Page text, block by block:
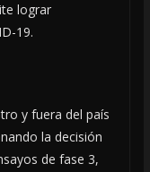
lograr
19.
y fuera del país
la decisión
de fase 3,